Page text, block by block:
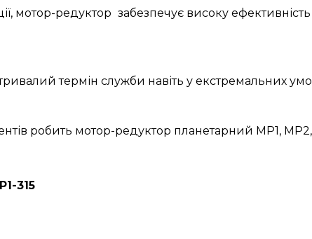
мотор-редуктор забезпечує високу
термін служби навіть у екстремальних
робить мотор-редуктор планетарний МР1,
315